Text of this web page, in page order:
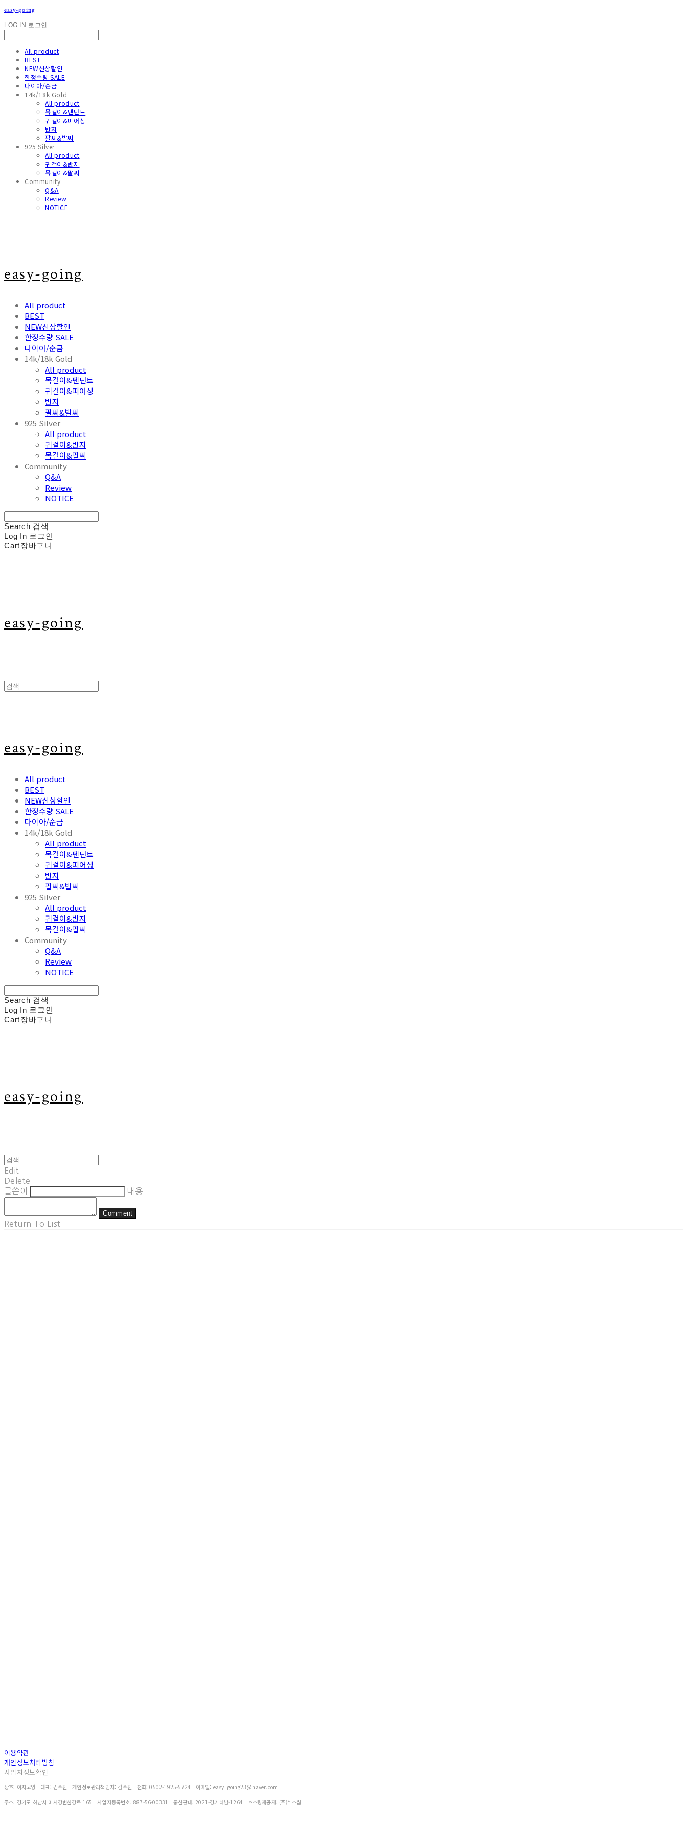
easy-going
LOG IN 로그인
All product
BEST
NEW신상할인
한정수량 SALE
다이아/순금
14k/18k Gold
All product
목걸이&펜던트
귀걸이&피어싱
반지
팔찌&발찌
925 Silver
All product
귀걸이&반지
목걸이&팔찌
Community
Q&A
Review
NOTICE
easy-going
All product
BEST
NEW신상할인
한정수량 SALE
다이아/순금
14k/18k Gold
All product
목걸이&펜던트
귀걸이&피어싱
반지
팔찌&발찌
925 Silver
All product
귀걸이&반지
목걸이&팔찌
Community
Q&A
Review
NOTICE
Search 검색
Log In 로그인
Cart장바구니
easy-going
easy-going
All product
BEST
NEW신상할인
한정수량 SALE
다이아/순금
14k/18k Gold
All product
목걸이&펜던트
귀걸이&피어싱
반지
팔찌&발찌
925 Silver
All product
귀걸이&반지
목걸이&팔찌
Community
Q&A
Review
NOTICE
Search 검색
Log In 로그인
Cart장바구니
easy-going
Edit
Delete
글쓴이
내용
Comment
Return To List
이용약관
개인정보처리방침
사업자정보확인
상호: 이지고잉 | 대표: 김수진 | 개인정보관리책임자: 김수진 | 전화: 0502-1925-5724 | 이메일: easy_going23@naver.com
주소: 경기도 하남시 미사강변한강로 165 | 사업자등록번호: 887-56-00331 | 통신판매:2021-경기하남-1264 | 호스팅제공자: (주)식스샵